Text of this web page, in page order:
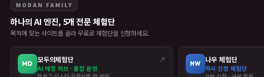
MODAN FAMILY
하나의 AI 엔진, 5개 전문 체험단
목적에 맞는 사이트를 골라 무료로 체험단을 신청하세요.
MD 모두의체험단 ↗
AI 매칭 허브 · 통합 운영
NW 나우 체험단
즉시 신청 체험단